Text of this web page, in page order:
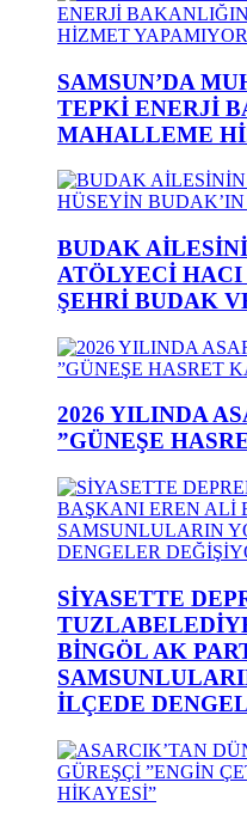
SAMSUN’DA
TEPKİ ENERJİ
MAHALLEME
BUDAK
ATÖLYECİ HACI
ŞEHRİ BUDAK
2026 YILINDA
”GÜNEŞE
SİYASETTE
BİNGÖL AK
İLÇEDE